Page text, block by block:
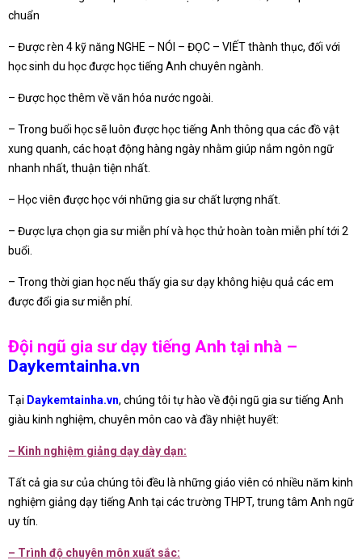
chuẩn
– Được rèn 4 kỹ năng NGHE – NÓI – ĐỌC – VIẾT thành thục, đối với
học sinh du học được học tiếng Anh chuyên ngành.
– Được học thêm về văn hóa nước ngoài.
– Trong buổi học sẽ luôn được học tiếng Anh thông qua các đồ vật
xung quanh, các hoạt động hàng ngày nhằm giúp nắm ngôn ngữ
nhanh nhất, thuận tiện nhất.
– Học viên được học với những gia sư chất lượng nhất.
– Được lựa chọn gia sư miễn phí và học thử hoàn toàn miễn phí tới 2
buổi.
– Trong thời gian học nếu thấy gia sư dạy không hiệu quả các em
được đổi gia sư miễn phí.
Đội ngũ gia sư dạy tiếng Anh tại nhà –
Daykemtainha.vn
Tại Daykemtainha.vn, chúng tôi tự hào về đội ngũ gia sư tiếng Anh
giàu kinh nghiệm, chuyên môn cao và đầy nhiệt huyết:
– Kinh nghiệm giảng dạy dày dạn:
Tất cả gia sư của chúng tôi đều là những giáo viên có nhiều năm kinh
nghiệm giảng dạy tiếng Anh tại các trường THPT, trung tâm Anh ngữ
uy tín.
– Trình độ chuyên môn xuất sắc: